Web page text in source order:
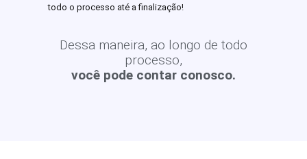
todo o processo até a finalização!
Dessa maneira, ao longo de todo
processo,
você pode contar conosco.